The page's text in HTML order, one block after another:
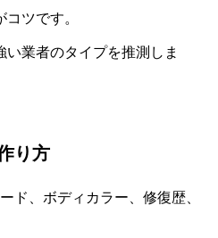
ツです。
業者のタイプを推測しま
り方
ド、ボディカラー、修復歴、